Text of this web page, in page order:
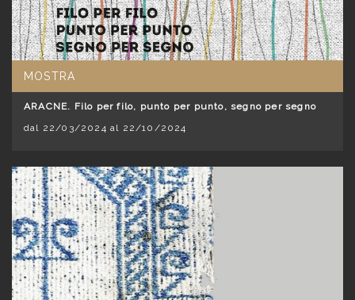
MOSTRA
ARACNE. Filo per filo, punto per punto, segno per segno
dal 22/03/2024 al 22/10/2024